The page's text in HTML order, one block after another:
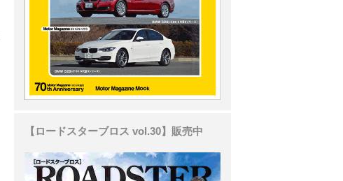
【ロードスターブロス vol.30】販売中